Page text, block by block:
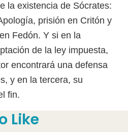
la existencia de Sócrates:
prisión en Critón y
Fedón. Y si en la
de la ley impuesta,
encontrará una defensa
y en la tercera, su
fin.
Like